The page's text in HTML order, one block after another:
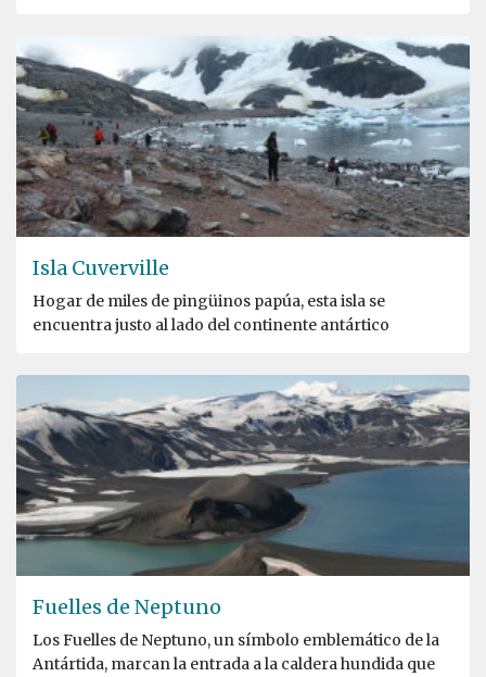
Isla Cuverville
Hogar de miles de pingüinos papúa, esta isla se
encuentra justo al lado del continente antártico
Fuelles de Neptuno
Los Fuelles de Neptuno, un símbolo emblemático de la
Antártida, marcan la entrada a la caldera hundida que